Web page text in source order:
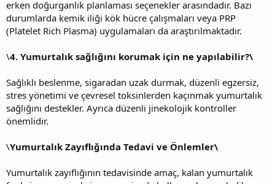
erken doğurganlık planlaması seçenekler arasındadır. Bazı
durumlarda kemik iliği kök hücre çalışmaları veya PRP
(Platelet Rich Plasma) uygulamaları da araştırılmaktadır.
\4. Yumurtalık sağlığını korumak için ne yapılabilir?\
Sağlıklı beslenme, sigaradan uzak durmak, düzenli egzersiz,
stres yönetimi ve çevresel toksinlerden kaçınmak yumurtalık
sağlığını destekler. Ayrıca düzenli jinekolojik kontroller
önemlidir.
\Yumurtalık Zayıflığında Tedavi ve Önlemler\
Yumurtalık zayıflığının tedavisinde amaç, kalan yumurtalık